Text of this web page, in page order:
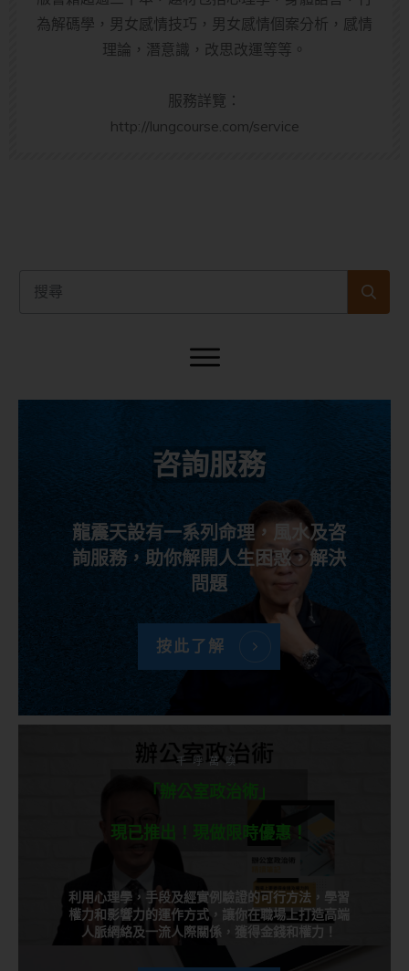
為解碼學，男女感情技巧，男女感情個案分析，感情
理論，潛意識，改思改運等等。
服務詳覽：
http://lungcourse.com/service
咨詢服務
龍震天設有一系列命理，風水及咨
詢服務，助你解開人生困惑，解決
問題
按此了解
千呼萬喚
「辦公室政治術」
現已推出！現做限時優惠！
利用心理學，手段及經實例驗證的可行方法，學習
權力和影響力的運作方式，讓你在職場上打造高端
人脈網絡及一流人際關係，獲得金錢和權力！